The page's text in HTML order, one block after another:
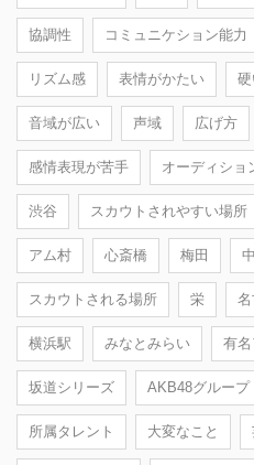
協調性 コミュニケション能力
リズム感 表情がかたい
音域が広い 声域 広げ方
感情表現が苦手 オーディショ
渋谷 スカウトされやすい場所
アム村 心斎橋 梅田
スカウトされる場所 栄
横浜駅 みなとみらい 有
坂道シリーズ AKB48グループ
所属タレント 大変なこと